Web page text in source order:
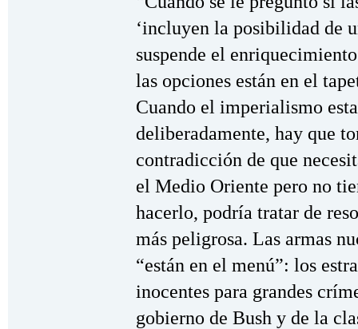
‘incluyen la posibilidad de
suspende el
las opciones están en el
Cuando el imperialismo
deliberadamente, hay que
contradicción de que
el Medio Oriente pero no
hacerlo, podría tratar de
más peligrosa. Las armas
“están en el menú”: los
inocentes para grandes
gobierno de Bush y de la